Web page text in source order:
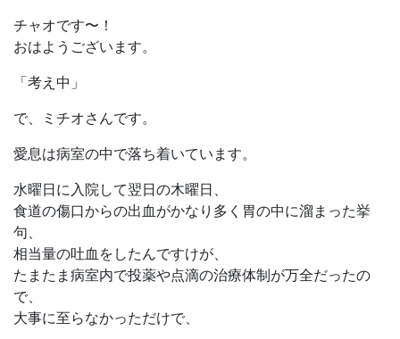
チャオです〜！
おはようございます。
「考え中」
で、ミチオさんです。
愛息は病室の中で落ち着いています。
水曜日に入院して翌日の木曜日、
食道の傷口からの出血がかなり多く胃の中に溜まった挙
句、
相当量の吐血をしたんですけが、
たまたま病室内で投薬や点滴の治療体制が万全だったの
で、
大事に至らなかっただけで、